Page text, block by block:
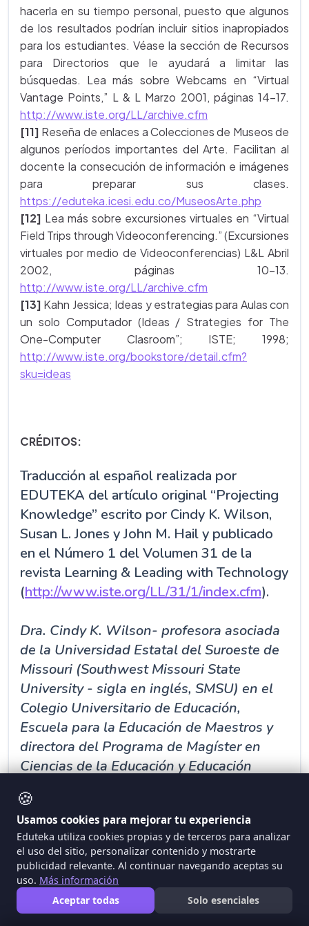
hacerla en su tiempo personal, puesto que algunos
de los resultados podrían incluir sitios inapropiados
para los estudiantes. Véase la sección de Recursos
para Directorios que le ayudará a limitar las
búsquedas. Lea más sobre Webcams en “Virtual
Vantage Points,” L & L Marzo 2001, páginas 14-17.
http://www.iste.org/LL/archive.cfm
[11] Reseña de enlaces a Colecciones de Museos de
algunos períodos importantes del Arte. Facilitan al
docente la consecución de información e imágenes
para preparar sus clases.
https://eduteka.icesi.edu.co/MuseosArte.php
[12] Lea más sobre excursiones virtuales en “Virtual
Field Trips through Videoconferencing.” (Excursiones
virtuales por medio de Videoconferencias) L&L Abril
2002, páginas 10-13.
http://www.iste.org/LL/archive.cfm
[13] Kahn Jessica; Ideas y estrategias para Aulas con
un solo Computador (Ideas / Strategies for The
One-Computer Clasroom”; ISTE; 1998;
http://www.iste.org/bookstore/detail.cfm?
sku=ideas
CRÉDITOS:
Traducción al español realizada por
EDUTEKA del artículo original “Projecting
Knowledge” escrito por Cindy K. Wilson,
Susan L. Jones y John M. Hail y publicado
en el Número 1 del Volumen 31 de la
revista Learning & Leading with Technology
(http://www.iste.org/LL/31/1/index.cfm).
Dra. Cindy K. Wilson- profesora asociada
de la Universidad Estatal del Suroeste de
Missouri (Southwest Missouri State
University - sigla en inglés, SMSU) en el
Colegio Universitario de Educación,
Escuela para la Educación de Maestros y
directora del Programa de Magíster en
Ciencias de la Educación y Educación
áreas de especialización son el
alfabetismo y la investigación, trabaja muy
de cerca con los maestros en el aula y ha
participado activamente con varios
programas de ayuda en tecnología. Antes
de involucrarse en la educación superior, la
🍪
Usamos cookies para mejorar tu experiencia
Eduteka utiliza cookies propias y de terceros para analizar
el uso del sitio, personalizar contenido y mostrarte
publicidad relevante. Al continuar navegando aceptas su
uso. Más información
Aceptar todas
Solo esenciales